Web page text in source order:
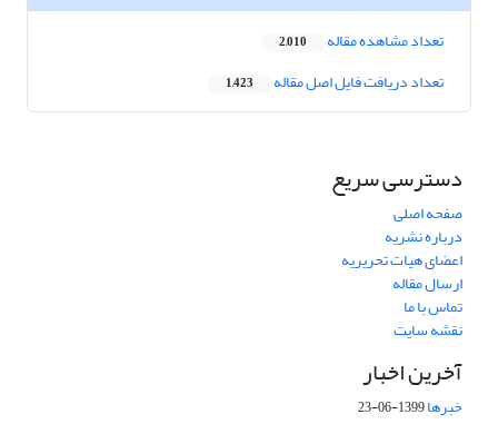
تعداد مشاهده مقاله 2,010
تعداد دریافت فایل اصل مقاله 1,423
دسترسی سریع
صفحه اصلی
درباره نشریه
اعضای هیات تحریریه
ارسال مقاله
تماس با ما
نقشه سایت
آخرین اخبار
خبرها1399-06-23